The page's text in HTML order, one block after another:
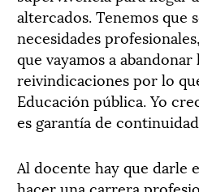
altercados. Tenemos que
necesidades
que vayamos a
reivindicaciones por lo
Educación pública. Yo
es garantía de
Al docente hay que darle
hacer una carrera